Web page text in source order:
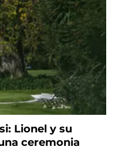
Lionel y su
ceremonia